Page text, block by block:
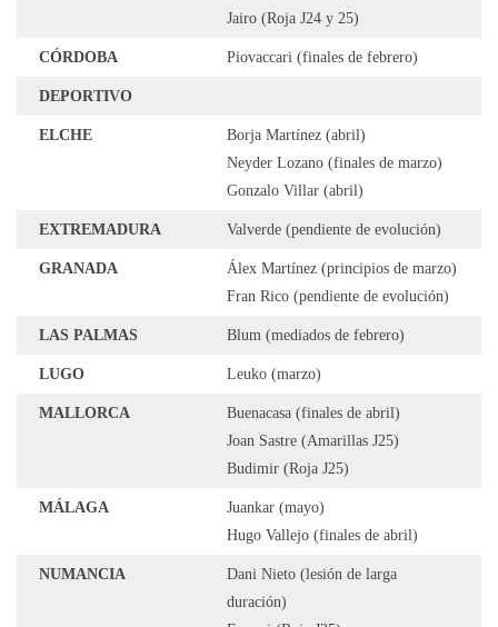
Jairo (Roja J24 y 25)
CÓRDOBA Piovaccari (finales de febrero)
DEPORTIVO
ELCHE
Borja Martínez (abril)
Neyder Lozano (finales de marzo)
Gonzalo Villar (abril)
EXTREMADURA Valverde (pendiente de evolución)
GRANADA
Álex Martínez (principios de marzo)
Fran Rico (pendiente de evolución)
LAS PALMAS Blum (mediados de febrero)
LUGO Leuko (marzo)
MALLORCA
Buenacasa (finales de abril)
Joan Sastre (Amarillas J25)
Budimir (Roja J25)
MÁLAGA
Juankar (mayo)
Hugo Vallejo (finales de abril)
NUMANCIA
Dani Nieto (lesión de larga
duración)